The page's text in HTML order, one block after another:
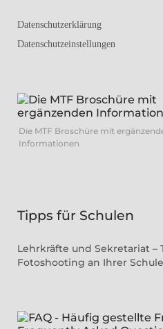
Datenschutzerklärung
Datenschutzeinstellungen
Die MTF Broschüre mit
Informationen
Tipps für Schulen
Lehrkräfte und Sekretariat –
Fotoshooting an Ihrer